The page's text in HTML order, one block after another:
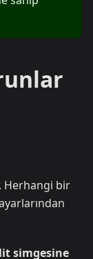
Herhangi bir
simgesine